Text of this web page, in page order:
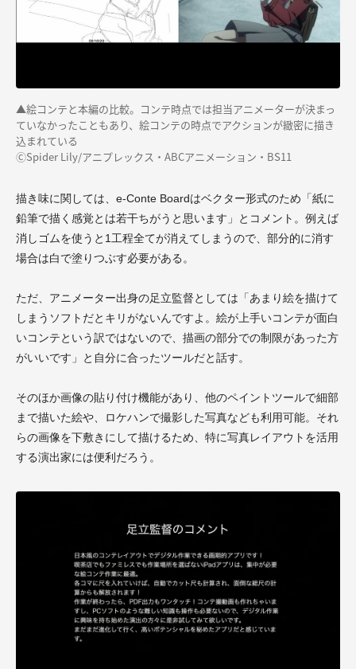
▲絵コンテと本編の比較。コンテ時点では担当アニメーターが決まっ
ていなかったこともあり、絵コンテの時点でアクションが緻密に描き
込まれている
ⒸSpider Lily/アニプレックス・ABCアニメーション・BS11
描き味に関しては、e-Conte Boardはベクター形式のため「紙に
鉛筆で描く感覚とは若干ちがうと思います」とコメント。例えば
消しゴムを使うと1工程全てが消えてしまうので、部分的に消す
場合は白で塗りつぶす必要がある。
ただ、アニメーター出身の足立監督としては「あまり絵を描けて
しまうソフトだとキリがないんですよ。絵が上手いコンテが面白
いコンテという訳ではないので、描画の部分での制限があった方
がいいです」と自分に合ったツールだと話す。
そのほか画像の貼り付け機能があり、他のペイントツールで細部
まで描いた絵や、ロケハンで撮影した写真なども利用可能。それ
らの画像を下敷きにして描けるため、特に写真レイアウトを活用
する演出家には便利だろう。